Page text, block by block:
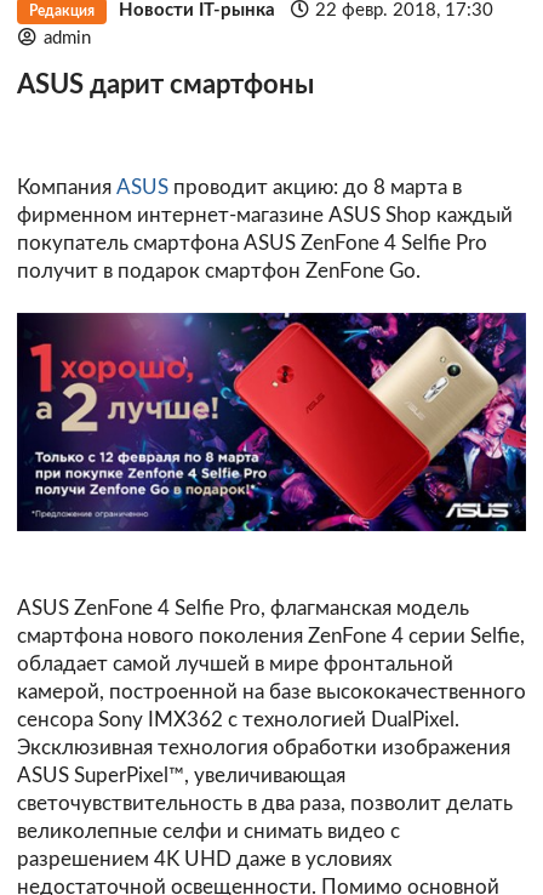
Редакция Новости IT-рынка
22 февр. 2018, 17:30
admin
ASUS дарит смартфоны
Компания ASUS проводит акцию: до 8 марта в
фирменном интернет-магазине ASUS Shop каждый
покупатель смартфона ASUS ZenFone 4 Selfie Pro
получит в подарок смартфон ZenFone Go.
ASUS ZenFone 4 Selfie Pro, флагманская модель
смартфона нового поколения ZenFone 4 серии Selfie,
обладает самой лучшей в мире фронтальной
камерой, построенной на базе высококачественного
сенсора Sony IMX362 с технологией DualPixel.
Эксклюзивная технология обработки изображения
ASUS SuperPixel™, увеличивающая
светочувствительность в два раза, позволит делать
великолепные селфи и снимать видео с
разрешением 4K UHD даже в условиях
недостаточной освещенности. Помимо основной